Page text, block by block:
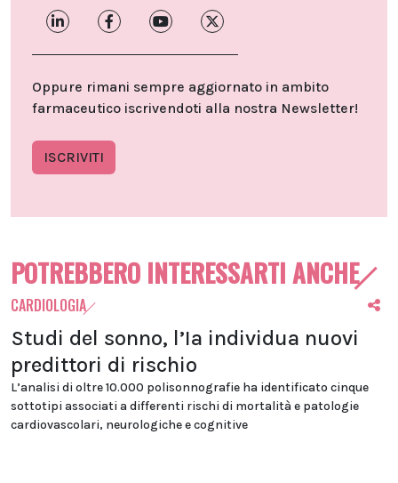
Oppure rimani sempre aggiornato in ambito
farmaceutico iscrivendoti alla nostra Newsletter!
ISCRIVITI
POTREBBERO INTERESSARTI ANCHE
CARDIOLOGIA
Studi del sonno, l’Ia individua nuovi
predittori di rischio
L’analisi di oltre 10.000 polisonnografie ha identificato cinque
sottotipi associati a differenti rischi di mortalità e patologie
cardiovascolari, neurologiche e cognitive